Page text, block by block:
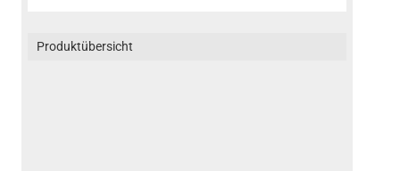
Produktübersicht